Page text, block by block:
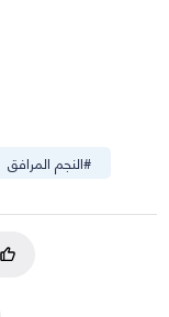
#النجم المرافق